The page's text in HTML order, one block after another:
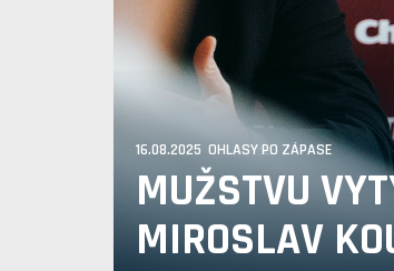
16.08.2025 OHLASY PO ZÁPASE
MUŽSTVU
MIROSLAV